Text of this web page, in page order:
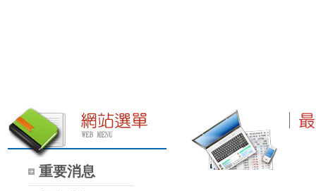
重要消息